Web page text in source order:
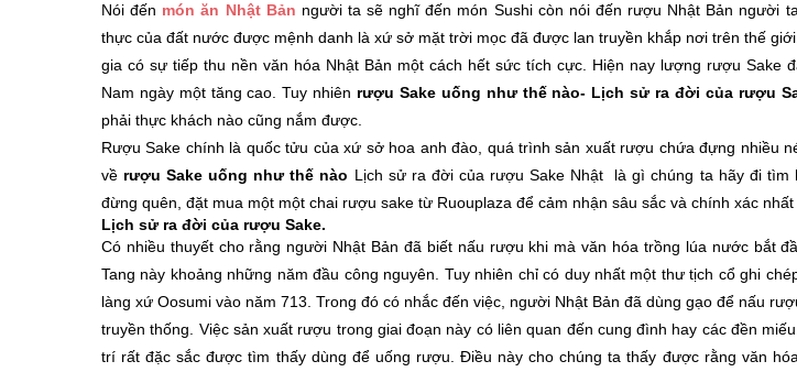
Nói đến món ăn Nhật Bản người ta sẽ nghĩ đến món Sushi còn nói đến rượu Nhật Bản người
thực của đất nước được mệnh danh là xứ sở mặt trời mọc đã được lan truyền khắp nơi trên thế
gia có sự tiếp thu nền văn hóa Nhật Bản một cách hết sức tích cực. Hiện nay lượng rượu Sake
Nam ngày một tăng cao. Tuy nhiên rượu Sake uống như thế nào- Lịch sử ra đời của rượu
phải thực khách nào cũng nắm được.
Rượu Sake chính là quốc tửu của xứ sở hoa anh đào, quá trình sản xuất rượu chứa đựng nhiều
về rượu Sake uống như thế nào Lịch sử ra đời của rượu Sake Nhật là gì chúng ta hãy đi tìm
đừng quên, đặt mua một một chai rượu sake từ Ruouplaza để cảm nhận sâu sắc và chính xác nhất
Lịch sử ra đời của rượu Sake.
Có nhiều thuyết cho rằng người Nhật Bản đã biết nấu rượu khi mà văn hóa trồng lúa nước bắt
Tang này khoảng những năm đầu công nguyên. Tuy nhiên chỉ có duy nhất một thư tịch cổ ghi
làng xứ Oosumi vào năm 713. Trong đó có nhắc đến việc, người Nhật Bản đã dùng gạo để nấu
truyền thống. Việc sản xuất rượu trong giai đoạn này có liên quan đến cung đình hay các đền
trí rất đặc sắc được tìm thấy dùng để uống rượu. Điều này cho chúng ta thấy được rằng văn